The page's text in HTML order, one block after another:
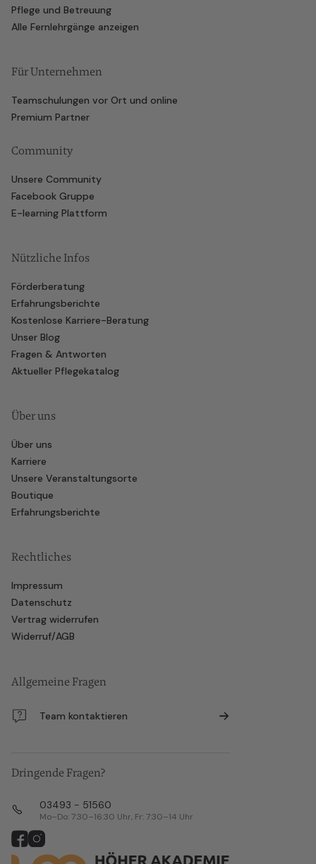
Pflege und Betreuung
Alle Fernlehrgänge anzeigen
Für Unternehmen
Teamschulungen vor Ort und online
Premium Partner
Community
Unsere Community
Facebook Gruppe
E-learning Plattform
Nützliche Infos
Förderberatung
Erfahrungsberichte
Kostenlose Karriere-Beratung
Unser Blog
Fragen & Antworten
Aktueller Pflegekatalog
Über uns
Über uns
Karriere
Unsere Veranstaltungsorte
Boutique
Erfahrungsberichte
Rechtliches
Impressum
Datenschutz
Vertrag widerrufen
Widerruf/AGB
Allgemeine Fragen
Team kontaktieren
Dringende Fragen?
03493 - 51560
Mo–Do: 7:30–16:30 Uhr, Fr: 7:30–14 Uhr